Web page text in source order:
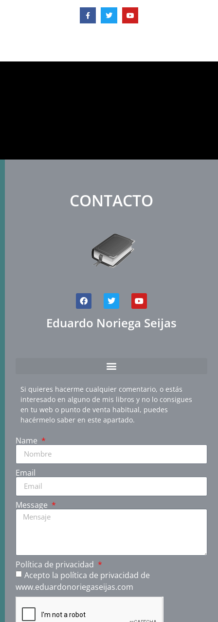
CONTACTO
Eduardo Noriega Seijas
Si quieres hacerme cualquier comentario, o estás
interesado en alguno de mis libros y no lo consigues
en tu web o punto de venta habitual, puedes
hacérmelo saber en este apartado.
Name
Email
Message
Política de privacidad
Acepto la política de privacidad de
www.eduardonoriegaseijas.com